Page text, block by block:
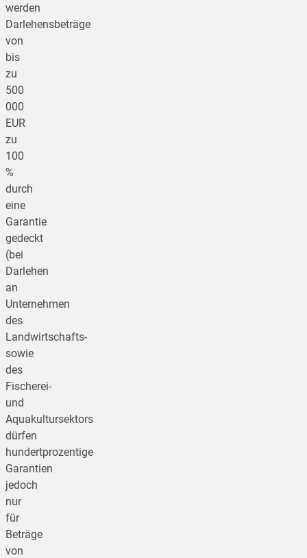
werden
Darlehensbeträge
von
bis
zu
500
000
EUR
zu
100
%
durch
eine
Garantie
gedeckt
(bei
Darlehen
an
Unternehmen
des
Landwirtschafts-
sowie
des
Fischerei-
und
Aquakultursektors
dürfen
hundertprozentige
Garantien
jedoch
nur
für
Beträge
von